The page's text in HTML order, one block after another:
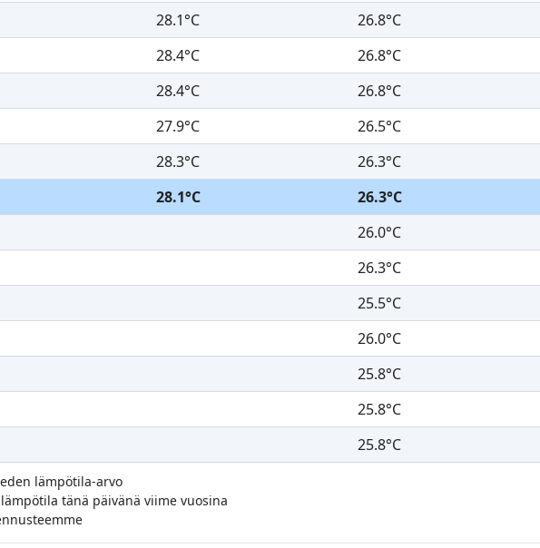
28.1°C
26.8°C
28.4°C
26.8°C
28.4°C
26.8°C
27.9°C
26.5°C
28.3°C
26.3°C
28.1°C 26.3°C
26.0°C
26.3°C
25.5°C
26.0°C
25.8°C
25.8°C
25.8°C
lämpötila-arvo
tänä päivänä viime vuosina